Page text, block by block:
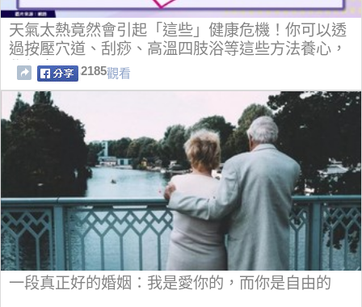
天氣太熱竟然會引起「這些」健康危機！你可以透
過按壓穴道、刮痧、高溫四肢浴等這些方法養心，
學起來！
2185觀看
一段真正好的婚姻：我是愛你的，而你是自由的